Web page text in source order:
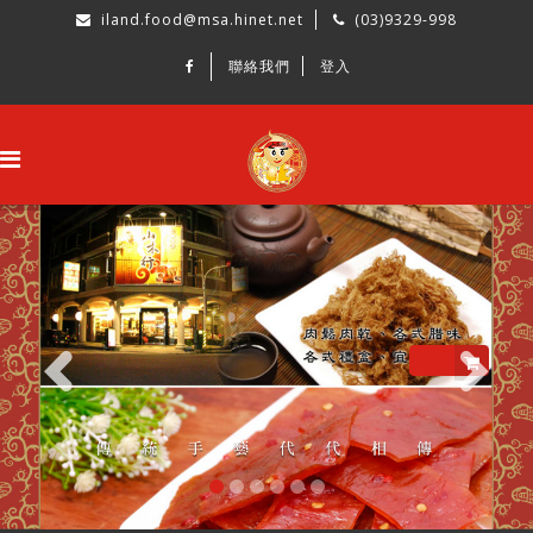
iland.food@msa.hinet.net (03)9329-998
聯絡我們 登入